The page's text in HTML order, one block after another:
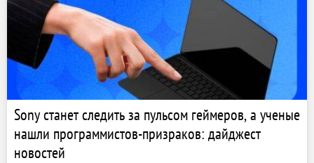
Sony станет следить за пульсом геймеров, а ученые
нашли программистов-призраков: дайджест
новостей